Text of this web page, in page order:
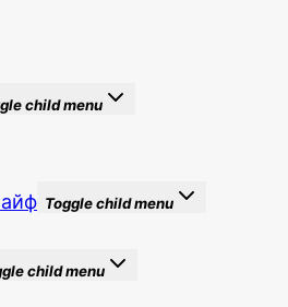
child menu
Toggle child menu
child menu